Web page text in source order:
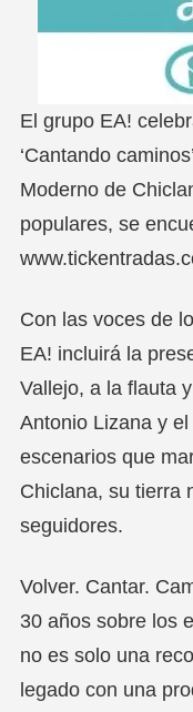
El grupo EA!
‘Cantando
Moderno de
populares, se
Con las voces de
EA! incluirá la
Vallejo, a la flauta
Antonio Lizana y
escenarios que
Chiclana, su tierra
seguidores.
Volver. Cantar.
30 años sobre los
no es solo una
legado con una